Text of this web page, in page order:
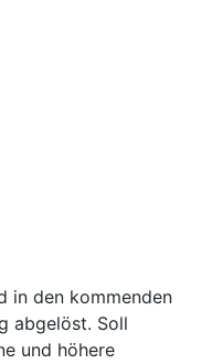
in den kommenden
abgelöst. Soll
und höhere